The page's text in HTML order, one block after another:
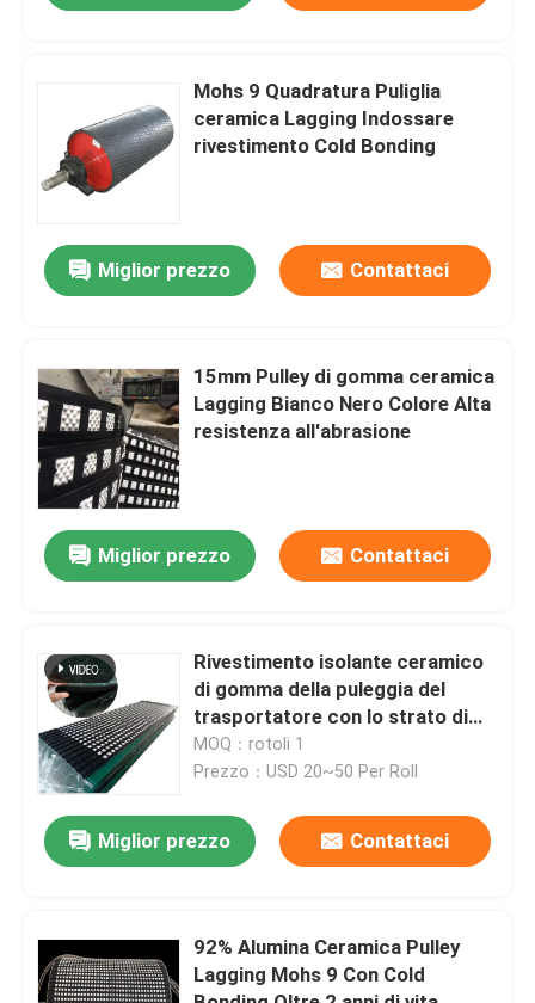
Prodotti
Video
Chi siamo
Controllo di qualità
Contattaci
notizie
Fodera ceramica dell'allumina
Mohs 9 Quadratura Puliglia
ceramica Lagging Indossare
rivestimento Cold Bonding
Miglior prezzo Contattaci
15mm Pulley di gomma ceramica
Lagging Bianco Nero Colore Alta
resistenza all'abrasione
Miglior prezzo Contattaci
Rivestimento isolante ceramico
di gomma della puleggia del
trasportatore con lo strato di
vulcanizzazione freddo di
legame del Cn
MOQ：rotoli 1
Prezzo：USD 20~50 Per Roll
Miglior prezzo Contattaci
92% Alumina Ceramica Pulley
Lagging Mohs 9 Con Cold